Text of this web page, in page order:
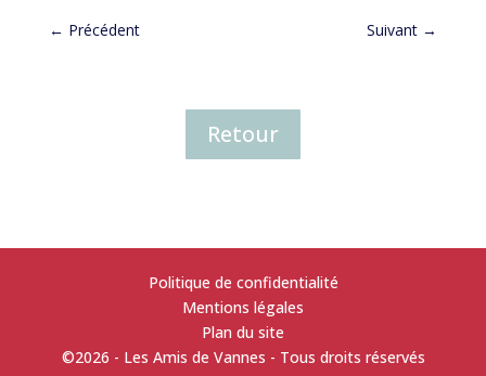
← Précédent Suivant →
Retour
Politique de confidentialité
Mentions légales
Plan du site
©2026 - Les Amis de Vannes - Tous droits réservés